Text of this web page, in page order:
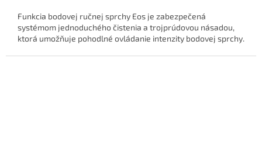
Funkcia bodovej ručnej sprchy Eos je zabezpečená
systémom jednoduchého čistenia a trojprúdovou násadou,
ktorá umožňuje pohodlné ovládanie intenzity bodovej sprchy.